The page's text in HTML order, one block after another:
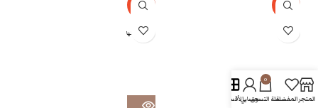
-38%
-73%
بيعت كلها
المتجرالمفضلة
0
سلة التسوقحسابيالأقسام